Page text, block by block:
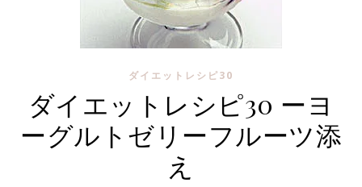
ダイエットレシピ30
ダイエットレシピ30 ーヨ
ーグルトゼリーフルーツ添
え